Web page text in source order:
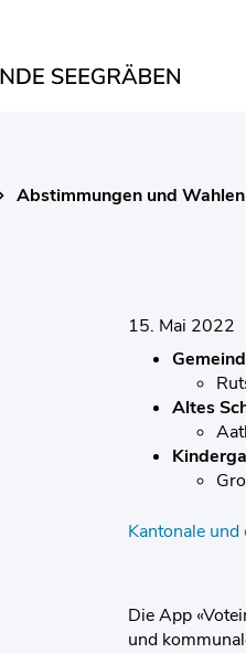
Abstimmungen und Wahlen
15. Mai 2022
Altes
Kantonale
Die App
und